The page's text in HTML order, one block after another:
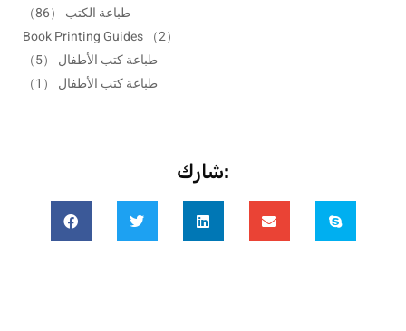
طباعة الكتب （86）
Book Printing Guides （2）
طباعة كتب الأطفال （5）
طباعة كتب الأطفال （1）
شارك: